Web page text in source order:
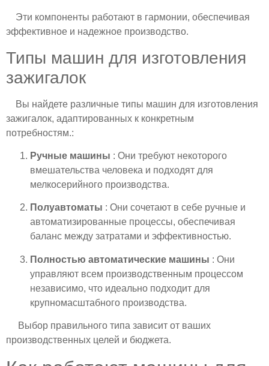
Эти компоненты работают в гармонии, обеспечивая
эффективное и надежное производство.
Типы машин для изготовления
зажигалок
Вы найдете различные типы машин для изготовления
зажигалок, адаптированных к конкретным
потребностям.:
Ручные машины : Они требуют некоторого
вмешательства человека и подходят для
мелкосерийного производства.
Полуавтоматы : Они сочетают в себе ручные и
автоматизированные процессы, обеспечивая
баланс между затратами и эффективностью.
Полностью автоматические машины : Они
управляют всем производственным процессом
независимо, что идеально подходит для
крупномасштабного производства.
Выбор правильного типа зависит от ваших
производственных целей и бюджета.